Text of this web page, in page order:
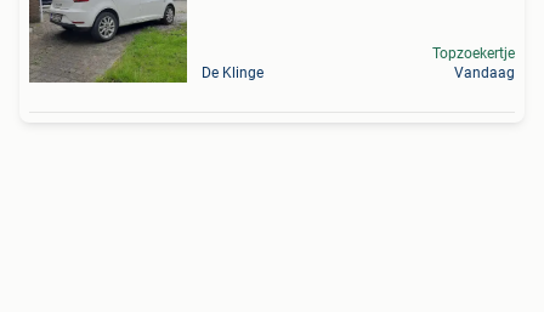
De Klinge
Topzoekertje
Vandaag